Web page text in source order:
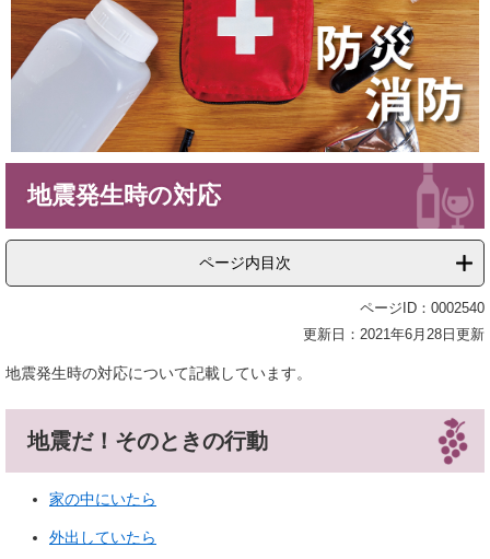
へ
地震発生時の対応
ページ内目次
ページID：0002540
更新日：2021年6月28日更新
地震発生時の対応について記載しています。
地震だ！そのときの行動
家の中にいたら
外出していたら